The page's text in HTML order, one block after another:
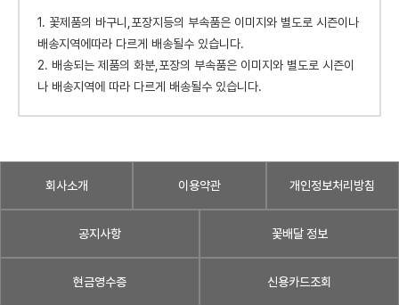
1. 꽃제품의 바구니,포장지등의 부속품은 이미지와 별도로 시즌이나
배송지역에따라 다르게 배송될수 있습니다.
2. 배송되는 제품의 화분,포장의 부속품은 이미지와 별도로 시즌이
나 배송지역에 따라 다르게 배송될수 있습니다.
회사소개 이용약관 개인정보처리방침
공지사항 꽃배달 정보
현금영수증 신용카드조회